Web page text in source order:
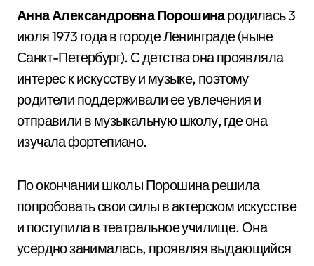
Анна Александровна Порошинародилась 3
июля 1973 года в городе Ленинграде (ныне
Санкт-Петербург). С детства она проявляла
интерес к искусству и музыке, поэтому
родители поддерживали ее увлечения и
отправили в музыкальную школу, где она
изучала фортепиано.
По окончании школы Порошина решила
попробовать свои силы в актерском искусстве
и поступила в театральное училище. Она
усердно занималась, проявляя выдающийся